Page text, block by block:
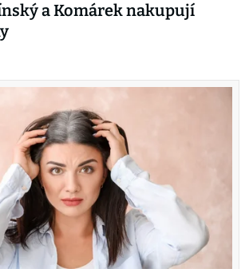
a Komárek nakupují